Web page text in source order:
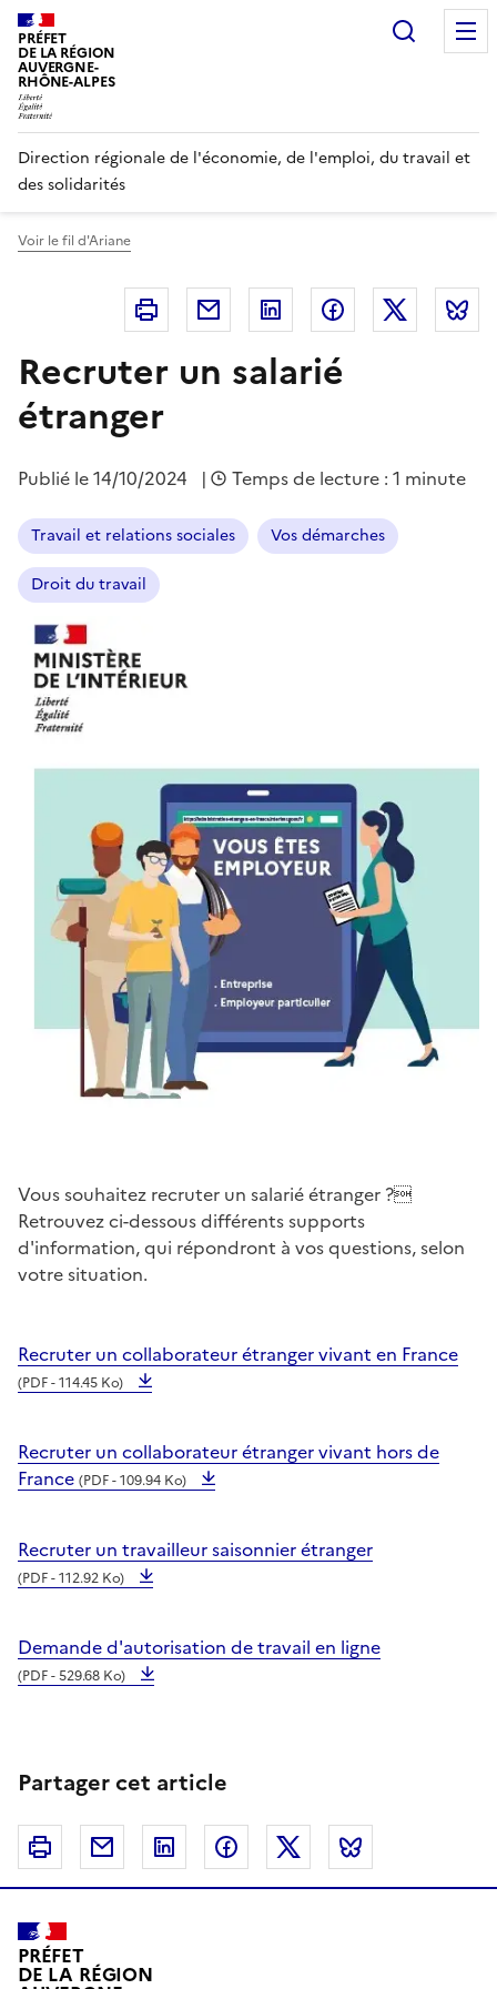
Panneau de gestion des cookies
PRÉFET
DE LA RÉGION
AUVERGNE-
RHÔNE-ALPES
Direction régionale de l'économie, de l'emploi, du travail et
des solidarités
Voir le fil d'Ariane
Imprimer Courriel Linkedin FacebookTwitter
Recruter un salarié
étranger
Publié le14/10/2024 | Temps de lecture : 1 minute
Travail et relations sociales Vos démarches
Droit du travail
Vous souhaitez recruter un salarié étranger ?
Retrouvez ci-dessous différents supports
d'information, qui répondront à vos questions, selon
votre situation.
Recruter un collaborateur étranger vivant en France
(PDF - 114.45 Ko)
Recruter un collaborateur étranger vivant hors de
France (PDF - 109.94 Ko)
Recruter un travailleur saisonnier étranger
(PDF - 112.92 Ko)
Demande d'autorisation de travail en ligne
(PDF - 529.68 Ko)
Partager cet article
Imprimer Courriel Linkedin FacebookTwitter
PRÉFET
DE LA RÉGION